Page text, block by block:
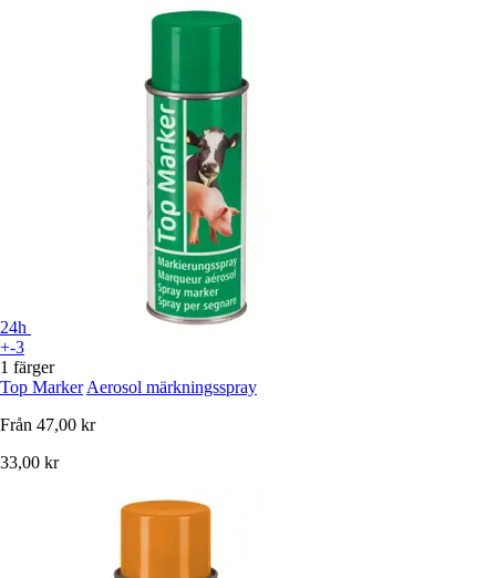
24h
+-3
1 färger
Top Marker Aerosol märkningsspray
Från 47,00 kr
33,00 kr